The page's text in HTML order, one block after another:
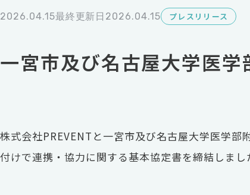
2026.04.15最終更新日2026.04.15 プレスリリース
一宮市及び名古屋大学医
株式会社PREVENTと一宮市及び名古屋大学医学
付けで連携・協力に関する基本協定書を締結しまし